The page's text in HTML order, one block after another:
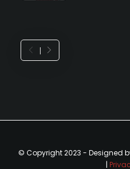
© Copyright 2023 - Designed
|